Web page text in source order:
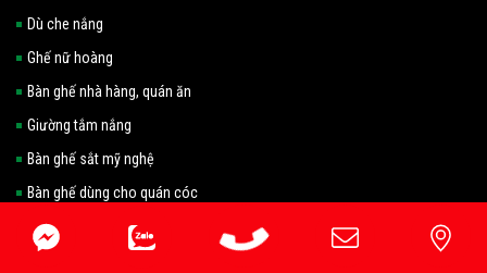
Dù che nắng
Ghế nữ hoàng
Bàn ghế nhà hàng, quán ăn
Giường tắm nắng
Bàn ghế sắt mỹ nghệ
Bàn ghế dùng cho quán cóc
Bàn ghế fansipan